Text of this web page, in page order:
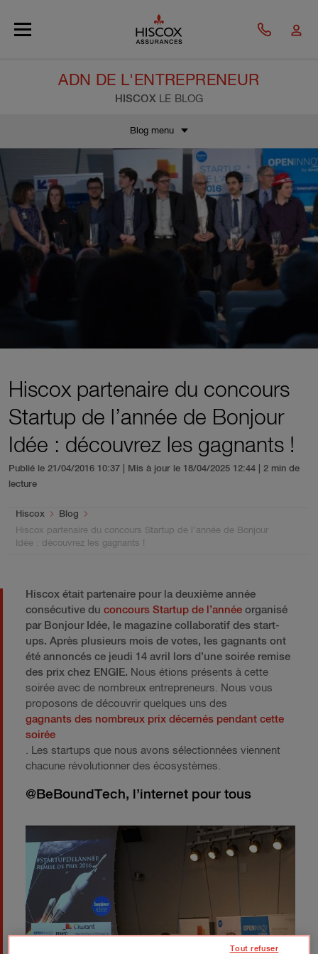
ADN DE L'ENTREPRENEUR
HISCOX LE BLOG
Blog menu
Hiscox partenaire du concours
Startup de l’année de Bonjour
Idée : découvrez les gagnants !
Publié le 21/04/2016 10:37 | Mis à jour le 18/04/2025 12:44
| 2 min de
lecture
You are here:
Hiscox
Blog
Hiscox partenaire du concours Startup de l’année de Bonjour
Idée : découvrez les gagnants !
Hiscox était partenaire pour la deuxième année
consécutive du concours Startup de l’année organisé
par Bonjour Idée, le magazine collaboratif des start-
ups. Après plusieurs mois de votes, les gagnants ont
été annoncés ce jeudi 14 avril lors d’une soirée remise
des prix chez ENGIE. Nous étions présents à cette
soirée avec de nombreux entrepreneurs. Nous vous
proposons de découvrir quelques uns des
gagnants des nombreux prix décernés pendant cette
soirée
. Les startups que nous avons sélectionnées viennent
chacune révolutionner des écosystèmes.
@BeBoundTech, l’internet pour tous
Tout refuser